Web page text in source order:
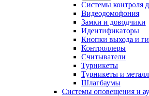
Системы контроля
Видеодомофония
Замки и доводчики
Идентификаторы
Кнопки выхода и
Контроллеры
Считыватели
Турникеты
Турникеты и
Шлагбаумы
Системы оповещения и